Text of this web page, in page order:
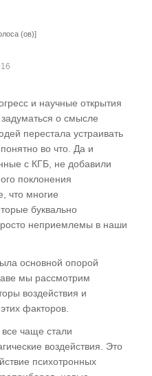
сад?.. или
Современные
пути
и
"Пирамида
носители
-
Мироздания?
Поля"
(ов)]
и научные открытия
о смысле
перестала устраивать
во что. Да и
с КГБ, не добавили
поклонения
что многие
буквально
неприемлемы в наши
основной опорой
мы рассмотрим
воздействия и
факторов.
чаще стали
воздействия. Это
психотронных